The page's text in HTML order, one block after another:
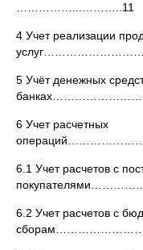
……………...………..11
4 Учет реализации
5 Учёт денежных
6 Учет расчетных
6.1 Учет расчетов с
6.2 Учет расчетов с